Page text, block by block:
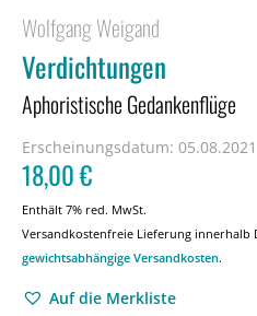
Wolfgang Weigand
Verdichtungen
Aphoristische Gedankenflüge
Erscheinungsdatum:
18,00€
Enthält 7% red. MwSt.
Versandkostenfreie Lieferung innerhalb
gewichtsabhängige Versandkosten.
Auf die Merkliste